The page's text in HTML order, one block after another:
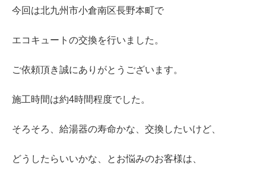
今回は北九州市小倉南区長野本町で
エコキュートの交換を行いました。
ご依頼頂き誠にありがとうございます。
施工時間は約4時間程度でした。
そろそろ、給湯器の寿命かな、交換したいけど、
どうしたらいいかな、とお悩みのお客様は、